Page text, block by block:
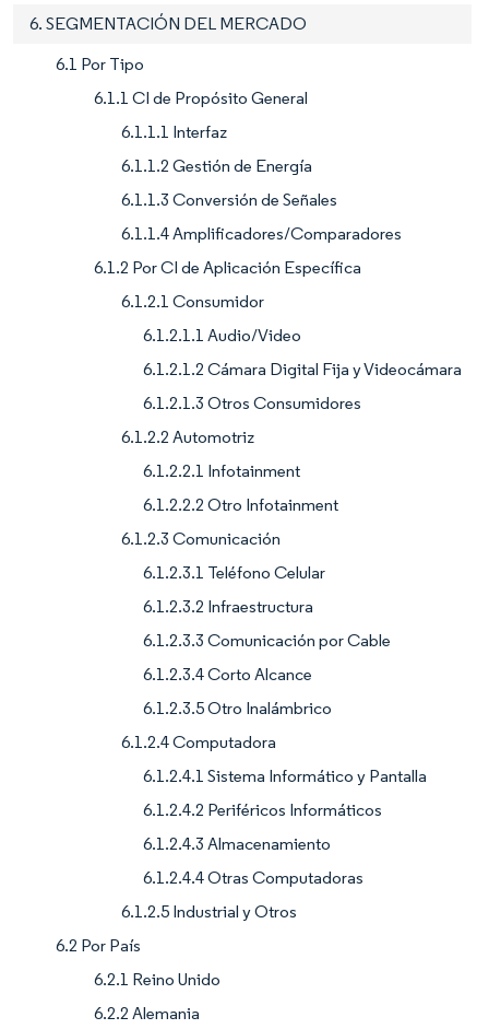
6. SEGMENTACIÓN DEL MERCADO
6.1 Por Tipo
6.1.1 CI de Propósito General
6.1.1.1 Interfaz
6.1.1.2 Gestión de Energía
6.1.1.3 Conversión de Señales
6.1.1.4 Amplificadores/Comparadores
6.1.2 Por CI de Aplicación Específica
6.1.2.1 Consumidor
6.1.2.1.1 Audio/Video
6.1.2.1.2 Cámara Digital Fija y Videocámara
6.1.2.1.3 Otros Consumidores
6.1.2.2 Automotriz
6.1.2.2.1 Infotainment
6.1.2.2.2 Otro Infotainment
6.1.2.3 Comunicación
6.1.2.3.1 Teléfono Celular
6.1.2.3.2 Infraestructura
6.1.2.3.3 Comunicación por Cable
6.1.2.3.4 Corto Alcance
6.1.2.3.5 Otro Inalámbrico
6.1.2.4 Computadora
6.1.2.4.1 Sistema Informático y Pantalla
6.1.2.4.2 Periféricos Informáticos
6.1.2.4.3 Almacenamiento
6.1.2.4.4 Otras Computadoras
6.1.2.5 Industrial y Otros
6.2 Por País
6.2.1 Reino Unido
6.2.2 Alemania